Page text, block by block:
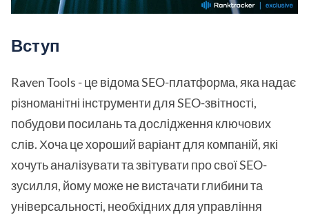
Вступ
Raven Tools - це відома SEO-платформа, яка надає
різноманітні інструменти для SEO-звітності,
побудови посилань та дослідження ключових
слів. Хоча це хороший варіант для компаній, які
хочуть аналізувати та звітувати про свої SEO-
зусилля, йому може не вистачати глибини та
універсальності, необхідних для управління